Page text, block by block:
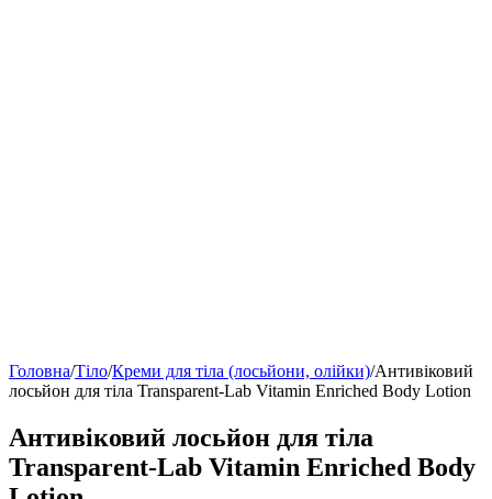
Головна/Тіло/Креми для тіла (лосьйони, олійки)/Антивіковий
лосьйон для тіла Transparent-Lab Vitamin Enriched Body Lotion
Антивіковий лосьйон для тіла
Transparent-Lab Vitamin Enriched Body